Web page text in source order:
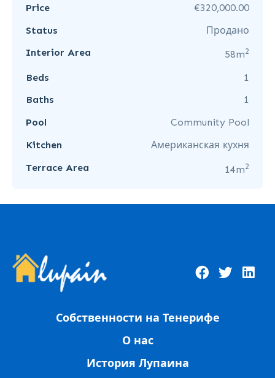
Price
€320,000.00
Status
Продано
Interior Area
58m2
Beds
1
Baths
1
Pool
Community Pool
Kitchen
Американская кухня
Terrace Area
14m2
Собственности на Тенерифе
О нас
История Лупаина